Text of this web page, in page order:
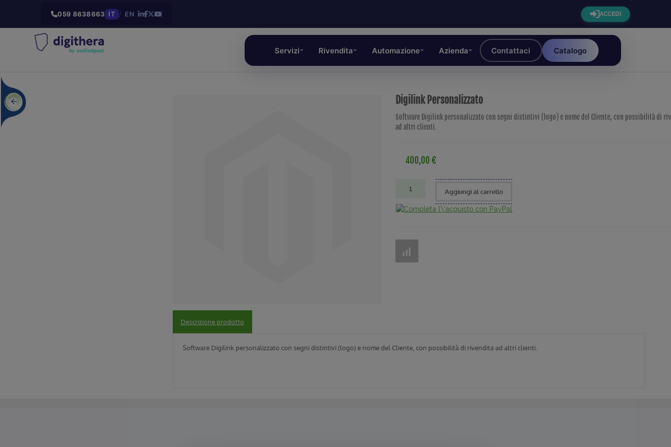
059 8638663 IT / EN ACCEDI
Servizi Rivendita Automazione Azienda Contattaci Catalogo
Digilink Personalizzato
Software Digilink personalizzato con segni distintivi (logo) e nome del Cliente, con possibilità di
ad altri clienti.
400,00 €
Aggiungi al carrello
Descrizione prodotto
Software Digilink personalizzato con segni distintivi (logo) e nome del Cliente, con possibilità di rivendita ad altri clienti.